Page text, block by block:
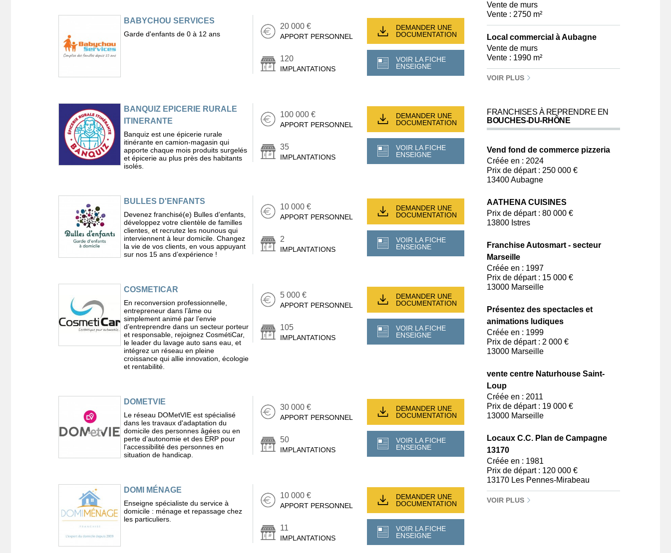
BABYCHOU SERVICES
Garde d'enfants de 0 à 12 ans
20 000 €
APPORT PERSONNEL
120
IMPLANTATIONS
DEMANDER UNE
DOCUMENTATION
VOIR LA FICHE
ENSEIGNE
BANQUIZ EPICERIE RURALE
ITINERANTE
Banquiz est une épicerie rurale
itinérante en camion-magasin qui
apporte chaque mois produits surgelés
et épicerie au plus près des habitants
isolés.
100 000 €
APPORT PERSONNEL
35
IMPLANTATIONS
DEMANDER UNE
DOCUMENTATION
VOIR LA FICHE
ENSEIGNE
BULLES D'ENFANTS
Devenez franchisé(e) Bulles d’enfants,
développez votre clientèle de familles
clientes, et recrutez les nounous qui
interviennent à leur domicile. Changez
la vie de vos clients, en vous appuyant
sur nos 15 ans d’expérience !
10 000 €
APPORT PERSONNEL
2
IMPLANTATIONS
DEMANDER UNE
DOCUMENTATION
VOIR LA FICHE
ENSEIGNE
COSMETICAR
En reconversion professionnelle,
entrepreneur dans l’âme ou
simplement animé par l’envie
d’entreprendre dans un secteur porteur
et responsable, rejoignez CosmétiCar,
le leader du lavage auto sans eau, et
intégrez un réseau en pleine
croissance qui allie innovation, écologie
et rentabilité.
5 000 €
APPORT PERSONNEL
105
IMPLANTATIONS
DEMANDER UNE
DOCUMENTATION
VOIR LA FICHE
ENSEIGNE
DOMETVIE
Le réseau DOMetVIE est spécialisé
dans les travaux d'adaptation du
domicile des personnes âgées ou en
perte d’autonomie et des ERP pour
l'accessibilité des personnes en
situation de handicap.
30 000 €
APPORT PERSONNEL
50
IMPLANTATIONS
DEMANDER UNE
DOCUMENTATION
VOIR LA FICHE
ENSEIGNE
DOMI MÉNAGE
Enseigne spécialiste du service à
domicile : ménage et repassage chez
les particuliers.
10 000 €
APPORT PERSONNEL
11
IMPLANTATIONS
DEMANDER UNE
DOCUMENTATION
VOIR LA FICHE
ENSEIGNE
Vente de murs
Vente : 2750 m²
Local commercial à Aubagne
Vente de murs
Vente : 1990 m²
VOIR PLUS
FRANCHISES À REPRENDRE EN
BOUCHES-DU-RHÔNE
Vend fond de commerce pizzeria
Créée en : 2024
Prix de départ : 250 000 €
13400 Aubagne
AATHENA CUISINES
Prix de départ : 80 000 €
13800 Istres
Franchise Autosmart - secteur
Marseille
Créée en : 1997
Prix de départ : 15 000 €
13000 Marseille
Présentez des spectacles et
animations ludiques
Créée en : 1999
Prix de départ : 2 000 €
13000 Marseille
vente centre Naturhouse Saint-
Loup
Créée en : 2011
Prix de départ : 19 000 €
13000 Marseille
Locaux C.C. Plan de Campagne
13170
Créée en : 1981
Prix de départ : 120 000 €
13170 Les Pennes-Mirabeau
VOIR PLUS